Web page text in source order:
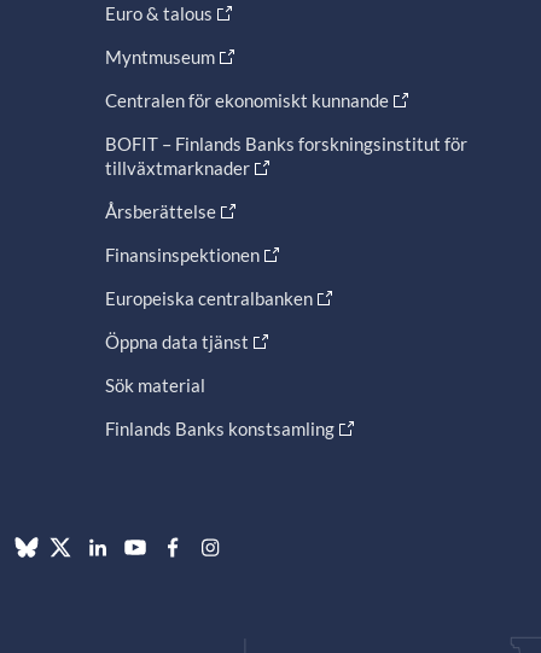
Euro & talous
Myntmuseum
Centralen för ekonomiskt kunnande
BOFIT – Finlands Banks forskningsinstitut för
tillväxtmarknader
Årsberättelse
Finansinspektionen
Europeiska centralbanken
Öppna data tjänst
Sök material
Finlands Banks konstsamling